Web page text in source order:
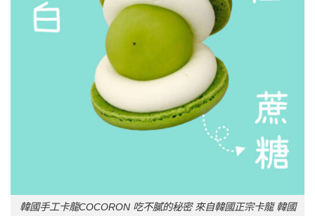
韓國手工卡龍COCORON 吃不膩的秘密 來自韓國正宗卡龍 韓國